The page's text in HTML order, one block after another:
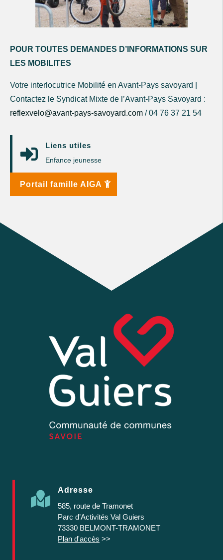
POUR TOUTES DEMANDES D’INFORMATIONS SUR
LES MOBILITES
Votre interlocutrice Mobilité en Avant-Pays savoyard |
Contactez le Syndicat Mixte de l’Avant-Pays Savoyard :
reflexvelo@avant-pays-savoyard.com / 04 76 37 21 54
 Liens utiles
Enfance jeunesse
Portail famille AIGA

Adresse
585, route de Tramonet
Parc d’Activités Val Guiers
73330 BELMONT-TRAMONET
Plan d'accès >>